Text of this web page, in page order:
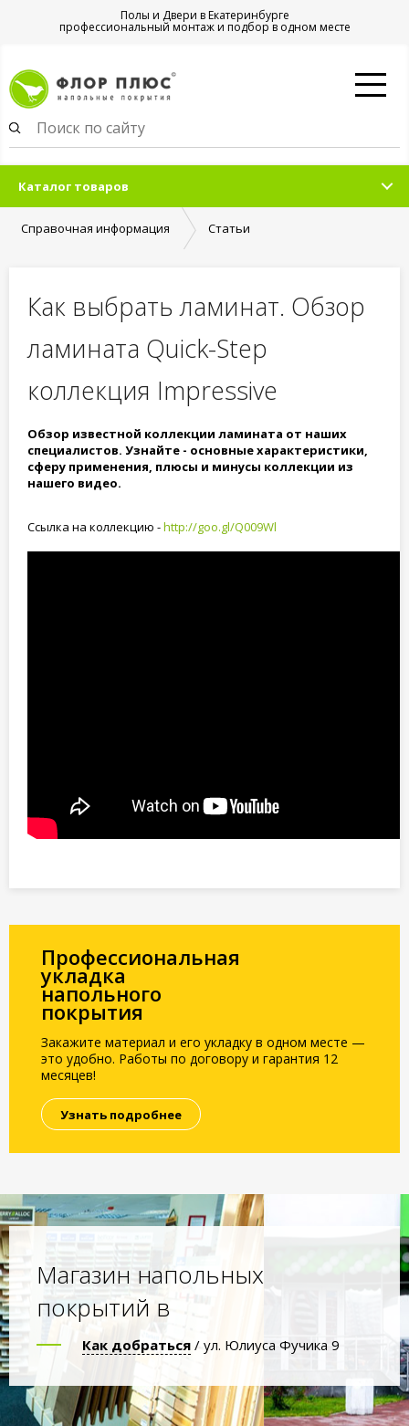
Полы и Двери в Екатеринбурге
профессиональный монтаж и подбор в одном месте
Каталог товаров
Справочная информация Статьи
Как выбрать ламинат. Обзор
ламината Quick-Step
коллекция Impressive
Обзор известной коллекции ламината от наших
специалистов. Узнайте - основные характеристики,
сферу применения, плюсы и минусы коллекции из
нашего видео.
Ссылка на коллекцию -http://goo.gl/Q009Wl
Профессиональная
укладка
напольного
покрытия
Закажите материал и его укладку в одном месте —
это удобно. Работы по договору и гарантия 12
месяцев!
Узнать подробнее
Магазин напольных
покрытий в
Как добраться / ул. Юлиуса Фучика 9